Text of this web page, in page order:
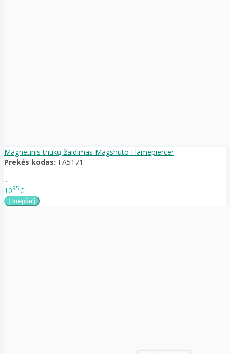
Magnetinis triukų žaidimas Magshuto Flamepiercer
Prekės kodas: FA5171
..
1095€